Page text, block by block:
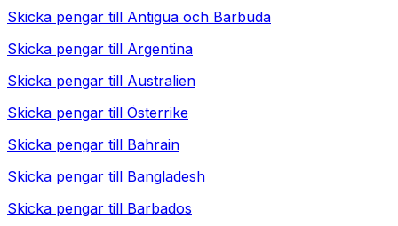
Skicka pengar till Antigua och Barbuda
Skicka pengar till Argentina
Skicka pengar till Australien
Skicka pengar till Österrike
Skicka pengar till Bahrain
Skicka pengar till Bangladesh
Skicka pengar till Barbados